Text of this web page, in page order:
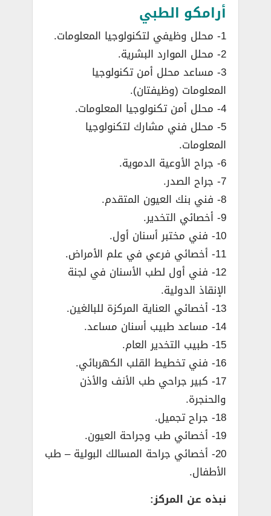
أرامكو الطبي
1- محلل وظيفي لتكنولوجيا المعلومات.
2- محلل الموارد البشرية.
3- مساعد محلل أمن تكنولوجيا
المعلومات (وظيفتان).
4- محلل أمن تكنولوجيا المعلومات.
5- محلل فني مشارك لتكنولوجيا
المعلومات.
6- جراح الأوعية الدموية.
7- جراح الصدر.
8- فني بنك العيون المتقدم.
9- أخصائي التخدير.
10- فني مختبر أسنان أول.
11- أخصائي فرعي في علم الأمراض.
12- فني أول لطب الأسنان في لجنة
الإنقاذ الدولية.
13- أخصائي العناية المركزة للبالغين.
14- مساعد طبيب أسنان مساعد.
15- طبيب التخدير العام.
16- فني تخطيط القلب الكهربائي.
17- كبير جراحي طب الأنف والأذن
والحنجرة.
18- جراح تجميل.
19- أخصائي طب وجراحة العيون.
20- أخصائي جراحة المسالك البولية – طب
الأطفال.
نبذه عن المركز: